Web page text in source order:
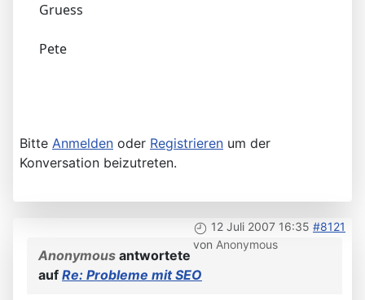
Gruess
Pete
Bitte Anmelden oder Registrieren um der
Konversation beizutreten.
12 Juli 2007 16:35 #8121
von Anonymous
Anonymous antwortete
auf Re: Probleme mit SEO